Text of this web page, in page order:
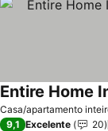
Casa/apartamento
Ver preços
9,1 Excelente 20